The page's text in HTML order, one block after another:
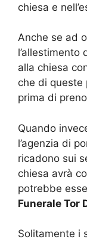
chiesa e
Anche se ad
alla chiesa
che di queste
prima di
Quando
l’agenzia di
ricadono sui
chiesa avrà
potrebbe
Funerale Tor
Solitamente i